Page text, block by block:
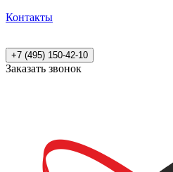
Контакты
+7 (495) 150-42-10
Заказать звонок